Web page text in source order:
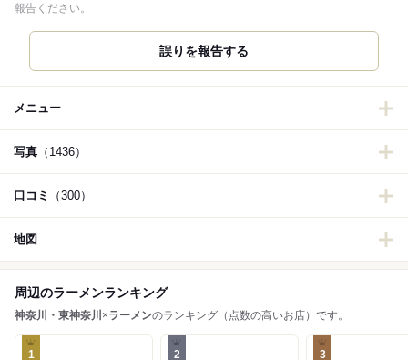
報告ください。
誤りを報告する
メニュー
写真 （1436）
口コミ （300）
地図
周辺のラーメンランキング
神奈川・東神奈川 ×ラーメンのランキング（点数の高いお店）です。
1 2 3